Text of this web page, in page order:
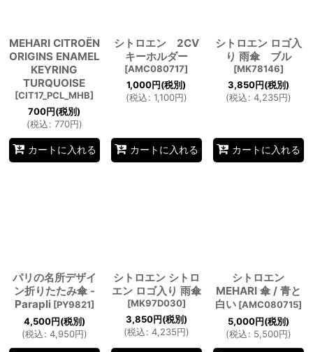
MEHARI CITROËN
ORIGINS ENAMEL
KEYRING
TURQUOISE
[CIT17_PCL_MHB]
700円(税別)
(税込: 770円)
カートに入れる
シトロエン 2CV
キーホルダー
[AMC080717]
1,000円(税別)
(税込: 1,100円)
カートに入れる
シトロエン ロゴ入
り 雨傘 ブル
[MK78146]
3,850円(税別)
(税込: 4,235円)
カートに入れる
パリの名所デザイ
ン折りたたみ傘 -
Parapli [PY9821]
4,500円(税別)
(税込: 4,950円)
シトロエン シトロ
エン ロゴ入り 雨傘
[MK97D030]
3,850円(税別)
(税込: 4,235円)
シトロエン
MEHARI 傘 / 青と
白い [AMC080715]
5,000円(税別)
(税込: 5,500円)